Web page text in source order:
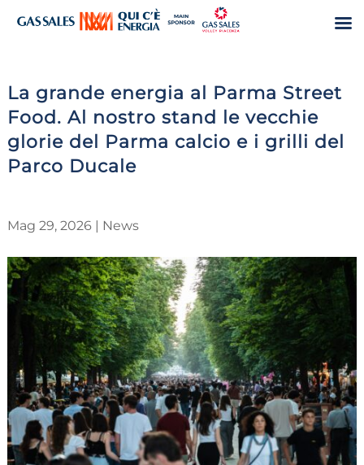
La grande energia al Parma Street
Food. Al nostro stand le vecchie
glorie del Parma calcio e i grilli del
Parco Ducale
Mag 29, 2026| News